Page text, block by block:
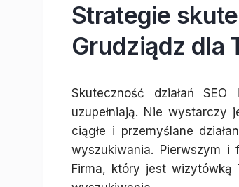
Strategie
Grudziądz dla
Skuteczność działań
uzupełniają. Nie wystarczy
ciągłe i przemyślane
wyszukiwania. Pierwszym i
Firma, który jest